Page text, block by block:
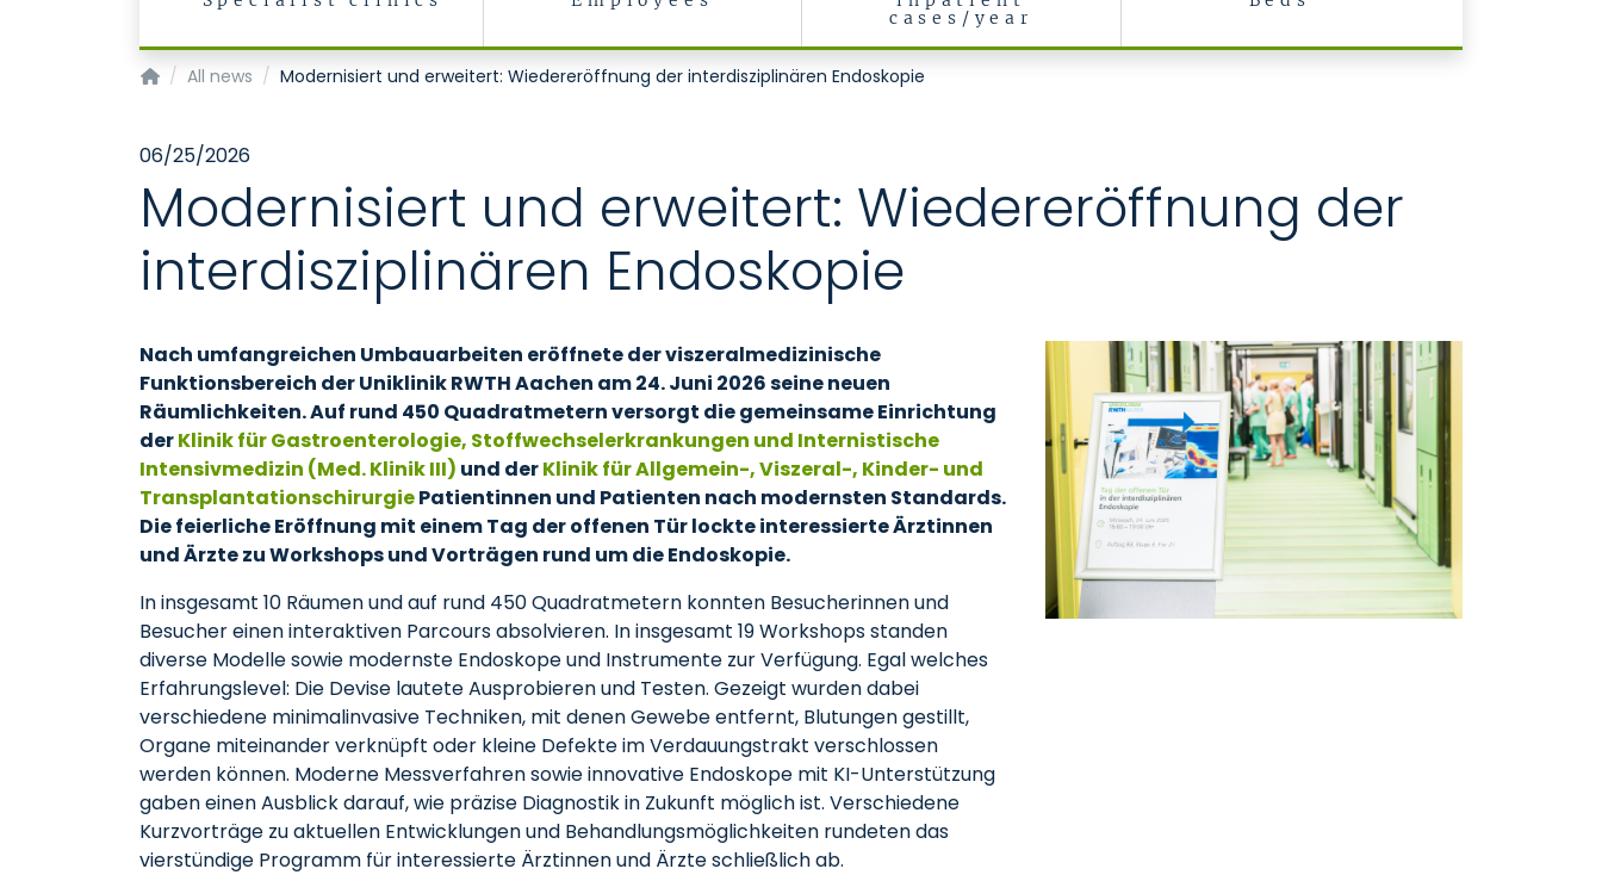
cases/year
Homepage of Uniklinik RWTH Aachen
All news Modernisiert und erweitert: Wiedereröffnung der interdisziplinären Endoskopie
06/25/2026
Modernisiert und erweitert: Wiedereröffnung der
interdisziplinären Endoskopie
Nach umfangreichen Umbauarbeiten eröffnete der viszeralmedizinische
Funktionsbereich der Uniklinik RWTH Aachen am 24. Juni 2026 seine neuen
Räumlichkeiten. Auf rund 450 Quadratmetern versorgt die gemeinsame Einrichtung
derKlinik für Gastroenterologie, Stoffwechselerkrankungen und Internistische
Intensivmedizin (Med. Klinik III) und derKlinik für Allgemein-, Viszeral-, Kinder- und
TransplantationschirurgiePatientinnen und Patienten nach modernsten Standards.
Die feierliche Eröffnung mit einem Tag der offenen Tür lockte interessierte Ärztinnen
und Ärzte zu Workshops und Vorträgen rund um die Endoskopie.
In insgesamt 10 Räumen und auf rund 450 Quadratmetern konnten Besucherinnen und
Besucher einen interaktiven Parcours absolvieren. In insgesamt 19 Workshops standen
diverse Modelle sowie modernste Endoskope und Instrumente zur Verfügung. Egal welches
Erfahrungslevel: Die Devise lautete Ausprobieren und Testen. Gezeigt wurden dabei
verschiedene minimalinvasive Techniken, mit denen Gewebe entfernt, Blutungen gestillt,
Organe miteinander verknüpft oder kleine Defekte im Verdauungstrakt verschlossen
werden können. Moderne Messverfahren sowie innovative Endoskope mit KI-Unterstützung
gaben einen Ausblick darauf, wie präzise Diagnostik in Zukunft möglich ist. Verschiedene
Kurzvorträge zu aktuellen Entwicklungen und Behandlungsmöglichkeiten rundeten das
vierstündige Programm für interessierte Ärztinnen und Ärzte schließlich ab.